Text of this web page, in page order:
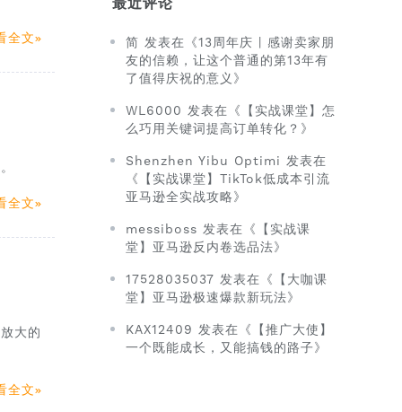
全文
全文
大的
全文
简 发表在《13周年庆 | 感谢卖家朋
友的信赖，让这个普通的第13年有
了值得庆祝的意义》
WL6000 发表在《【实战课堂】怎
么巧用关键词提高订单转化？》
Shenzhen Yibu Optimi 发表在
《【实战课堂】TikTok低成本引流
亚马逊全实战攻略》
messiboss 发表在《【实战课
堂】亚马逊反内卷选品法》
17528035037 发表在《【大咖课
堂】亚马逊极速爆款新玩法》
KAX12409 发表在《【推广大使】
一个既能成长，又能搞钱的路子》